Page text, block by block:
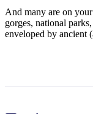
And many are on
gorges, national
enveloped by ancient